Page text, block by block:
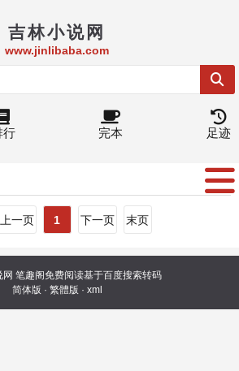
吉林小说网
www.jinlibaba.com
行 完本 足迹
上一页 1 下一页 末页
网 笔趣阁免费阅读基于百度搜索转码
简体版 · 繁體版 · xml